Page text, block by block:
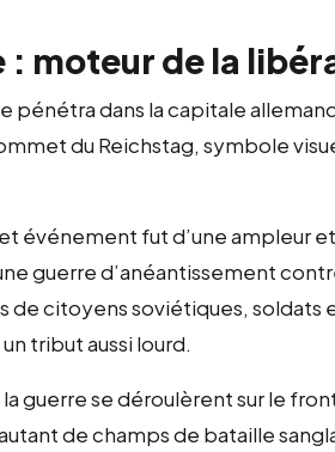
: moteur de la
pénétra dans la capitale
du Reichstag, symbole
événement fut d’une ampleur et
guerre d’anéantissement
de citoyens soviétiques, soldats
tribut aussi lourd.
guerre se déroulèrent sur le
de champs de bataille